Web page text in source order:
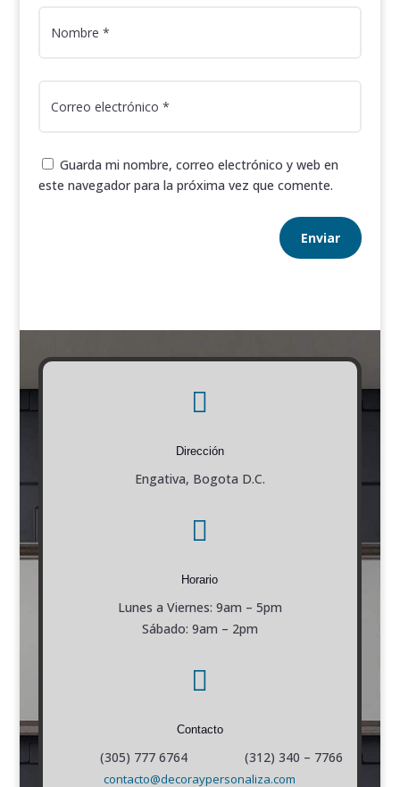
Guarda mi nombre, correo electrónico y web en
este navegador para la próxima vez que comente.
Enviar

Dirección
Engativa, Bogota D.C.

Horario
Lunes a Viernes: 9am – 5pm
Sábado: 9am – 2pm

Contacto
(305) 777 6764 (312) 340 – 7766
contacto@decoraypersonaliza.com